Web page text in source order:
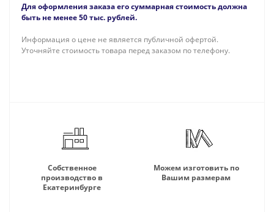
Для оформления заказа его суммарная стоимость должна
быть не менее 50 тыс. рублей.
Информация о цене не является публичной офертой.
Уточняйте стоимость товара перед заказом по телефону.
Собственное
производство в
Екатеринбурге
Можем изготовить по
Вашим размерам